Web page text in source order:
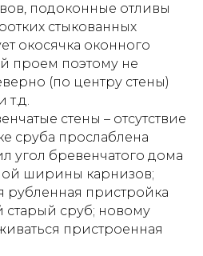
подоконные отливы
стыкованных
окосячка оконного
проем поэтому не
(по центру стены)
т.д.
стены – отсутствие
сруба прослаблена
угол бревенчатого дома
ширины карнизов;
рубленная пристройка
старый сруб; новому
пристроенная